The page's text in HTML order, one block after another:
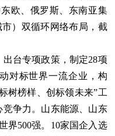
欧、俄罗斯、东南亚集
）双循环网络布局，截
台专项政策，制定28项
对标世界一流企业，构
树榜样、创标领未来”工
争力。山东能源、山东
界500强。10家国企入选